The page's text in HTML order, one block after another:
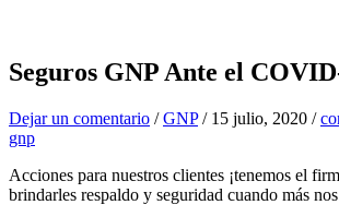
Seguros GNP Ante el
Dejar un comentario /GNP/ 15 julio, 2020 /
gnp
Acciones para nuestros clientes ¡tenemos el
brindarles respaldo y seguridad cuando más